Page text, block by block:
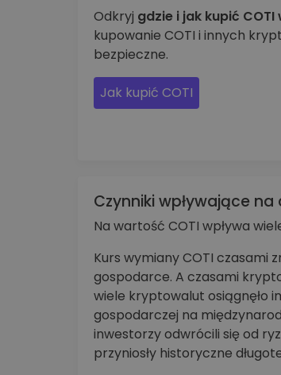
Odkryj gdzie i jak kupić COTI
kupowanie COTI i innych
bezpieczne.
Jak kupić COTI
Czynniki wpływające na
Na wartość COTI wpływa
Kurs wymiany COTI czasami
gospodarce. A czasami
wiele kryptowalut osiągnęło
gospodarczej na
inwestorzy odwrócili się od
przyniosły historyczne